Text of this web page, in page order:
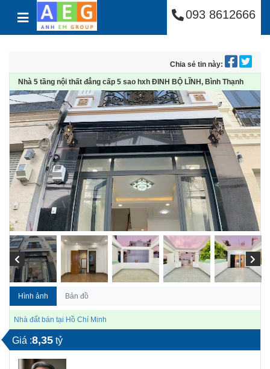
Skip to content Công Ty Cổ Phần
093 8612666
Chia sẻ tin này:
Nhà 5 tầng nội thất đẳng cấp 5 sao hxh ĐINH BỘ LĨNH, Bình Thạnh
Hình ảnh Bản đồ
Nhà đất bán tại Hồ Chí Minh
Giá :8,35 tỷ